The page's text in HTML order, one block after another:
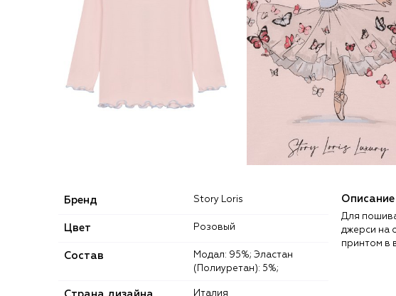
Бренд Story Loris
Цвет Розовый
Состав
Модал: 95%; Эластан
(Полиуретан): 5%;
Италия
Описание
Для
джерси на
принтом в